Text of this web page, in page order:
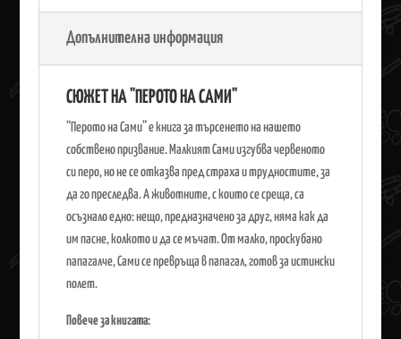
Допълнителна информация
СЮЖЕТ НА "ПЕРОТО НА САМИ"
“Перото на Сами” е книга за търсенето на нашето
собствено призвание. Малкият Сами изгубва червеното
си перо, но не се отказва пред страха и трудностите, за
да го преследва. А животните, с които се среща, са
осъзнало едно: нещо, предназначено за друг, няма как да
им пасне, колкото и да се мъчат. От малко, проскубано
папагалче, Сами се превръща в папагал, готов за истински
полет.
Повече за книгата: